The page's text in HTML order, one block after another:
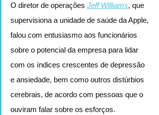
O diretor de operações Jeff Williams, que
supervisiona a unidade de saúde da Apple,
falou com entusiasmo aos funcionários
sobre o potencial da empresa para lidar
com os índices crescentes de depressão
e ansiedade, bem como outros distúrbios
cerebrais, de acordo com pessoas que o
ouviram falar sobre os esforços.